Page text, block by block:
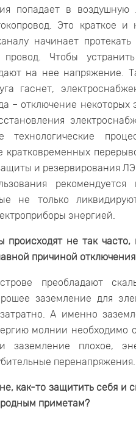
попадает в воздушную
Это краткое
начинает
Чтобы
на нее напряжение.
гаснет,
– отключение
технологические
кратковременных
и резервирования
рекомендуется
не только
энергией.
происходят не так
причиной
преобладают
заземление для
А именно
молнии необходимо
плохое,
перенапряжения.
как-то защитить себя и
приметам?